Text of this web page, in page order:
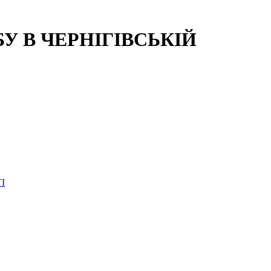
ЧЕРНІГІВСЬКІЙ